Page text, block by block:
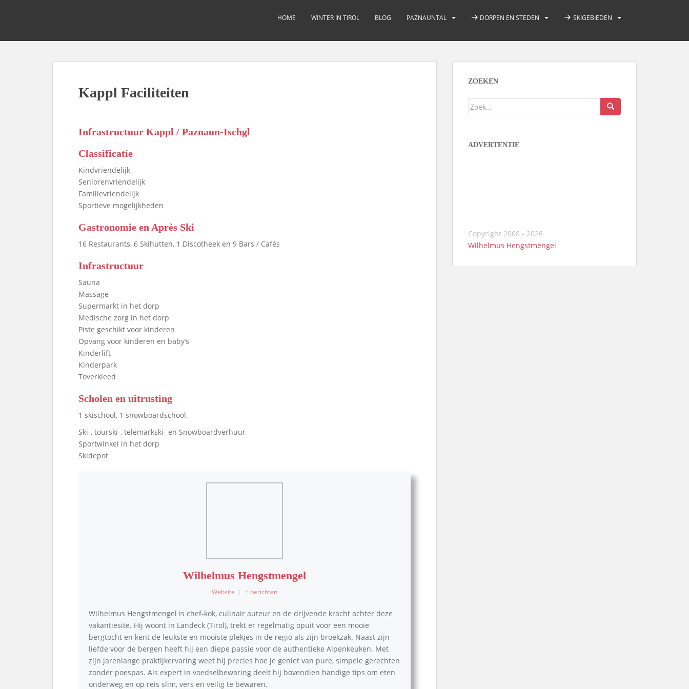
p
HOME WINTER IN TIROL BLOG PAZNAUNTAL DORPEN EN STEDEN SKIGEBIEDEN
Kappl Faciliteiten
Infrastructuur Kappl / Paznaun-Ischgl
Classificatie
Kindvriendelijk
Seniorenvriendelijk
Familievriendelijk
Sportieve mogelijkheden
Gastronomie en Après Ski
16 Restaurants, 6 Skihutten, 1 Discotheek en 9 Bars / Cafés
Infrastructuur
Sauna
Massage
Supermarkt in het dorp
Medische zorg in het dorp
Piste geschikt voor kinderen
Opvang voor kinderen en baby’s
Kinderlift
Kinderpark
Toverkleed
Scholen en uitrusting
1 skischool, 1 snowboardschool.
Ski-, tourski-, telemarkski- en Snowboardverhuur
Sportwinkel in het dorp
Skidepot
Wilhelmus Hengstmengel
Website | + berichten
Wilhelmus Hengstmengel is chef-kok, culinair auteur en de drijvende kracht achter deze
vakantiesite. Hij woont in Landeck (Tirol), trekt er regelmatig opuit voor een mooie
bergtocht en kent de leukste en mooiste plekjes in de regio als zijn broekzak. Naast zijn
liefde voor de bergen heeft hij een diepe passie voor de authentieke Alpenkeuken. Met
zijn jarenlange praktijkervaring weet hij precies hoe je geniet van pure, simpele gerechten
zonder poespas. Als expert in voedselbewaring deelt hij bovendien handige tips om eten
onderweg en op reis slim, vers en veilig te bewaren.
ZOEKEN
Zoek
ADVERTENTIE
Copyright 2008 - 2026
Wilhelmus Hengstmengel